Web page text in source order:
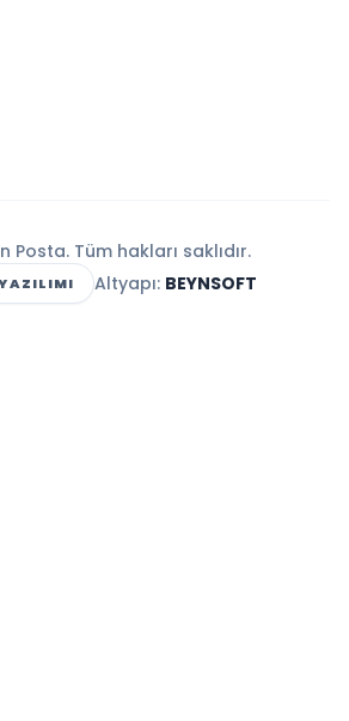
Posta. Tüm hakları saklıdır.
Altyapı: BEYNSOFT